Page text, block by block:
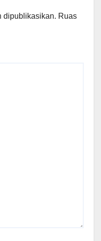
dipublikasikan. Ruas